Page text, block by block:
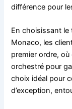
différence pour
En choisissant le
Monaco, les
premier ordre,
orchestré pour
choix idéal pour
d’exception,